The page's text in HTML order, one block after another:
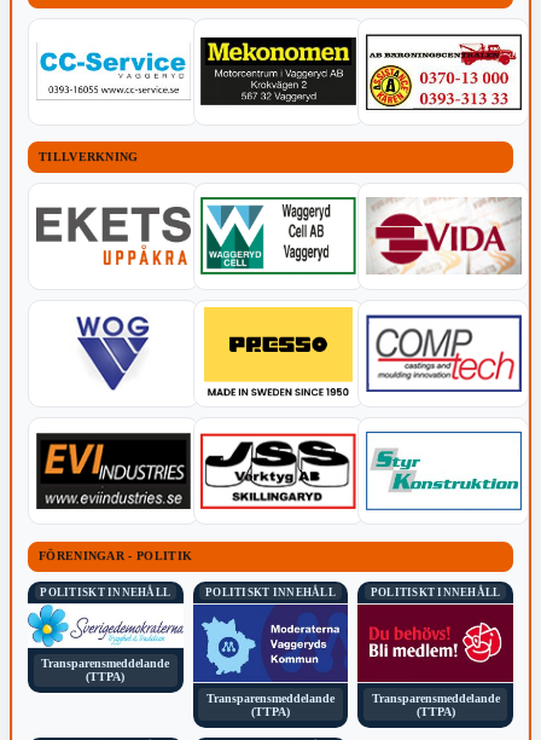
TILLVERKNING
FÖRENINGAR - POLITIK
POLITISKT INNEHÅLL
Transparensmeddelande
(TTPA)
POLITISKT INNEHÅLL
Transparensmeddelande
(TTPA)
POLITISKT INNEHÅLL
Transparensmeddelande
(TTPA)